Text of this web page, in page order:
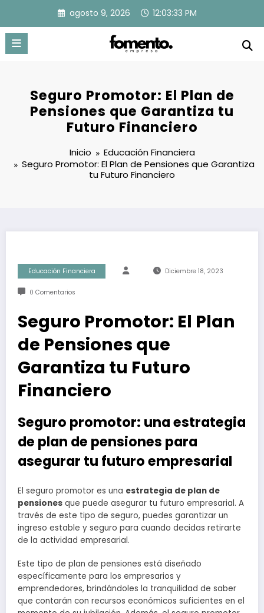
contenido
agosto 9, 2026 12:03:33 PM
Seguro Promotor: El Plan de
Pensiones que Garantiza tu
Futuro Financiero
Inicio
Educación Financiera
Seguro Promotor: El Plan de Pensiones que Garantiza
tu Futuro Financiero
Educación Financiera Diciembre 18, 2023
0 Comentarios
Seguro Promotor: El Plan
de Pensiones que
Garantiza tu Futuro
Financiero
Seguro promotor: una estrategia
de plan de pensiones para
asegurar tu futuro empresarial
El seguro promotor es una estrategia de plan de
pensiones que puede asegurar tu futuro empresarial. A
través de este tipo de seguro, puedes garantizar un
ingreso estable y seguro para cuando decidas retirarte
de la actividad empresarial.
Este tipo de plan de pensiones está diseñado
específicamente para los empresarios y
emprendedores, brindándoles la tranquilidad de saber
que contarán con recursos económicos suficientes en el